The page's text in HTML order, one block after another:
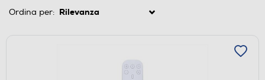
Ordina per: